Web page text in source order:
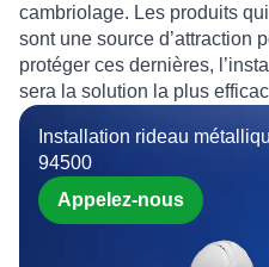
cambriolage. Les produits
sont une source d’attraction
protéger ces dernières, l’
sera la solution la plus
Installation rideau
94500
Appelez-nous